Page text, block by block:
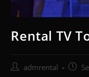
Rental TV
admrental